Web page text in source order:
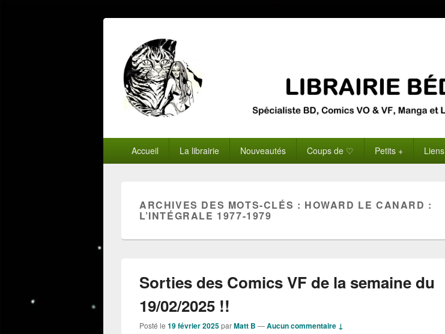
principalAccueil La librairie Nouveautés Coups de ♡ Petits + Liens
ARCHIVES DES MOTS-CLÉS : HOWARD LE CANARD :
L’INTÉGRALE 1977-1979
Sorties des Comics VF de la semaine du
19/02/2025 !!
Posté le 19 février 2025parMatt B —Aucun commentaire ↓